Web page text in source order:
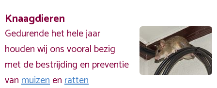
Knaagdieren
Gedurende het hele jaar
houden wij ons vooral bezig
met de bestrijding en preventie
vanmuizenenratten